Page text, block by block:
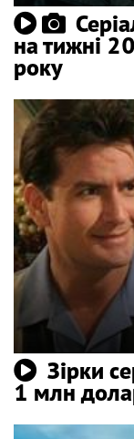
на тижні
року
Зірки
1 млн